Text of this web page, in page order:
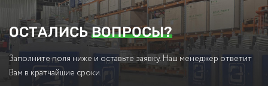
ОСТАЛИСЬВОПРОСЫ?
Заполните поля ниже и оставьте заявку. Наш менеджер ответит
Вам в кратчайшие сроки.